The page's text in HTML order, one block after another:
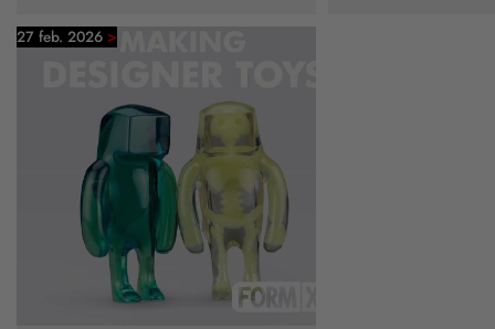
27 feb. 2026 >